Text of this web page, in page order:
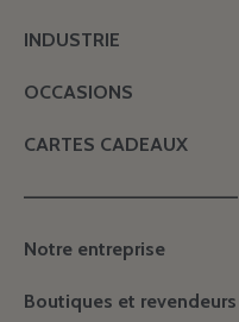
INDUSTRIE
OCCASIONS
CARTES CADEAUX
———————————————
Notre entreprise
Boutiques et revendeurs